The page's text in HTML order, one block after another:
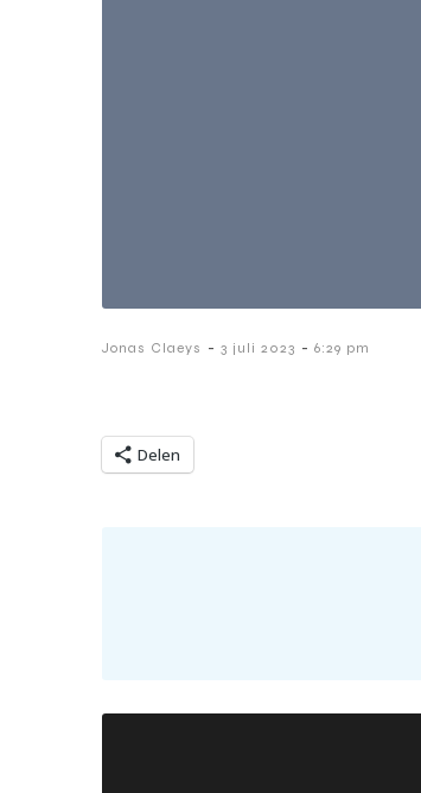
Jonas Claeys - 3 juli 2023 - 6:29 pm
Delen